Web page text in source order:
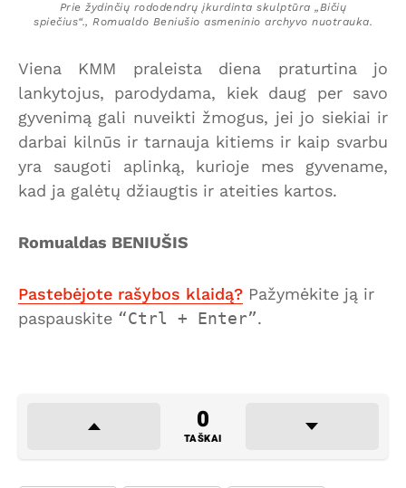
Prie žydinčių rododendrų įkurdinta skulptūra „Bičių
spiečius“., Romualdo Beniušio asmeninio archyvo nuotrauka.
Viena KMM praleista diena praturtina jo
lankytojus, parodydama, kiek daug per savo
gyvenimą gali nuveikti žmogus, jei jo siekiai ir
darbai kilnūs ir tarnauja kitiems ir kaip svarbu
yra saugoti aplinką, kurioje mes gyvename,
kad ja galėtų džiaugtis ir ateities kartos.
Romualdas BENIUŠIS
Pastebėjote rašybos klaidą? Pažymėkite ją ir
paspauskite
Ctrl + Enter .
0
TAŠKAI